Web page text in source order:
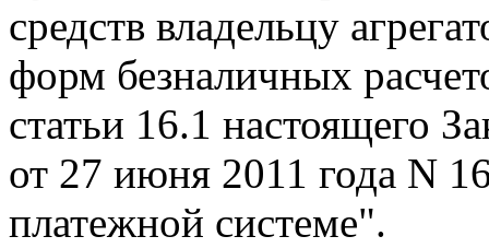
средств владельцу
форм безналичных
статьи 16.1 настоящего
от 27 июня 2011 года N
платежной системе".